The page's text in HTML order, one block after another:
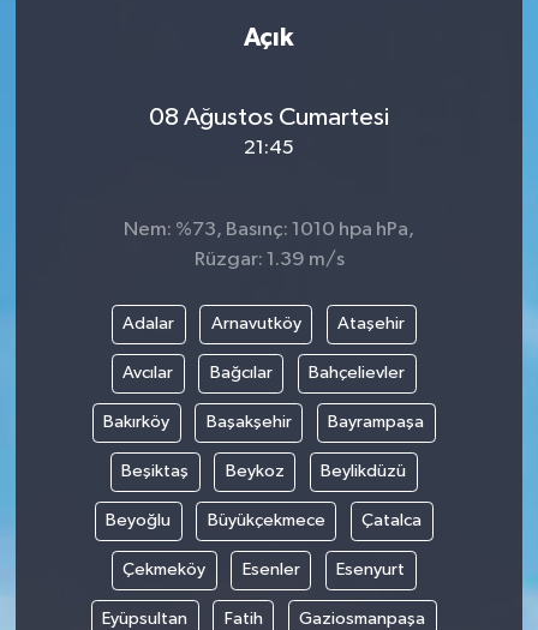
Açık
08 Ağustos Cumartesi
21:45
Nem: %73, Basınç: 1010 hpa hPa,
Rüzgar: 1.39 m/s
Adalar Arnavutköy Ataşehir
Avcılar Bağcılar Bahçelievler
Bakırköy Başakşehir Bayrampaşa
Beşiktaş Beykoz Beylikdüzü
Beyoğlu Büyükçekmece Çatalca
Çekmeköy Esenler Esenyurt
Eyüpsultan Fatih Gaziosmanpaşa